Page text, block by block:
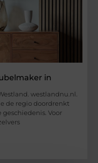
in
westlandnu.nl.
de regio doordrenkt
Voor